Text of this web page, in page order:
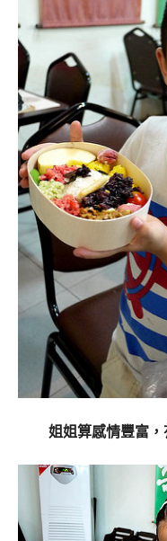
姐姐算感情豐富